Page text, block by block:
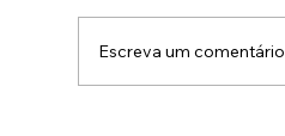
Escreva um comentário